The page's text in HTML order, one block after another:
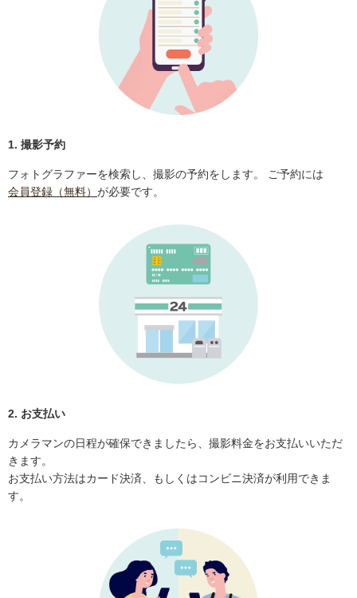
1. 撮影予約
フォトグラファーを検索し、撮影の予約をします。 ご予約には
会員登録（無料） が必要です。
2. お支払い
カメラマンの日程が確保できましたら、撮影料金をお支払いいただ
きます。
お支払い方法はカード決済、もしくはコンビニ決済が利用できま
す。